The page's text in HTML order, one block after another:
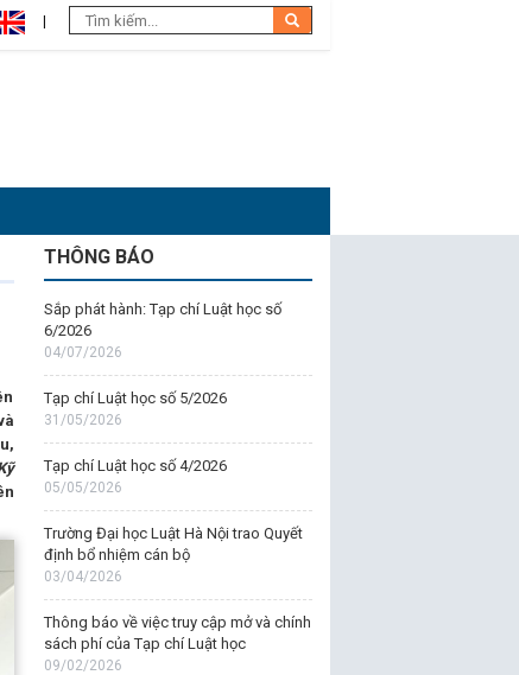
THÔNG BÁO
Sắp phát hành: Tạp chí Luật học số
6/2026
04/07/2026
Tạp chí Luật học số 5/2026
31/05/2026
Tạp chí Luật học số 4/2026
05/05/2026
Trường Đại học Luật Hà Nội trao Quyết
định bổ nhiệm cán bộ
03/04/2026
Thông báo về việc truy cập mở và chính
sách phí của Tạp chí Luật học
09/02/2026